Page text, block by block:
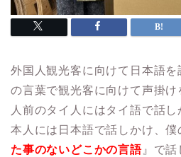
外国人観光客に向けて日本語
の言葉で観光客に向けて声掛
人前のタイ人にはタイ語で話
本人には日本語で話しかけ、僕
た事のないどこかの言語』で話